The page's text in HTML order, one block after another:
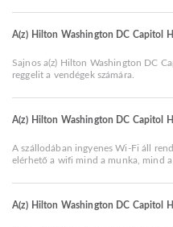
A(z) Hilton Washington DC Capitol
Sajnos a(z) Hilton Washington DC
reggelit a vendégek számára.
A(z) Hilton Washington DC Capitol
A szállodában ingyenes Wi-Fi áll
elérhető a wifi mind a munka, mind
A(z) Hilton Washington DC Capitol